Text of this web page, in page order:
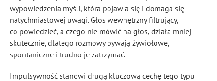
wypowiedzenia myśli, która pojawia się i domaga się
natychmiastowej uwagi. Głos wewnętrzny filtrujący,
co powiedzieć, a czego nie mówić na głos, działa mniej
skutecznie, dlatego rozmowy bywają żywiołowe,
spontaniczne i trudno je zatrzymać.
Impulsywność stanowi drugą kluczową cechę tego typu